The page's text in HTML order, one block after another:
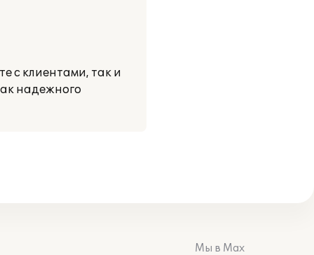
с клиентами, так и
надежного
Мы в Max